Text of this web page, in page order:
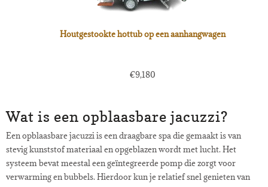
Houtgestookte hottub op een aanhangwagen
€9,180
Wat is een opblaasbare jacuzzi?
Een opblaasbare jacuzzi is een draagbare spa die gemaakt is van
stevig kunststof materiaal en opgeblazen wordt met lucht. Het
systeem bevat meestal een geïntegreerde pomp die zorgt voor
verwarming en bubbels. Hierdoor kun je relatief snel genieten van